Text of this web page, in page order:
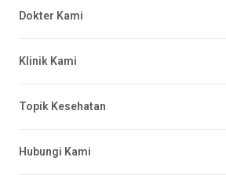
Dokter Kami
Klinik Kami
Topik Kesehatan
Hubungi Kami